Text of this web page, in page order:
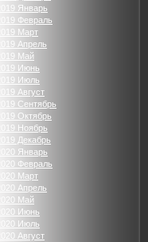
2019 Январь
2019 Февраль
2019 Март
2019 Апрель
2019 Май
2019 Июнь
2019 Июль
2019 Август
2019 Сентябрь
2019 Октябрь
2019 Ноябрь
2019 Декабрь
2020 Январь
2020 Февраль
2020 Март
2020 Апрель
2020 Май
2020 Июнь
2020 Июль
2020 Август